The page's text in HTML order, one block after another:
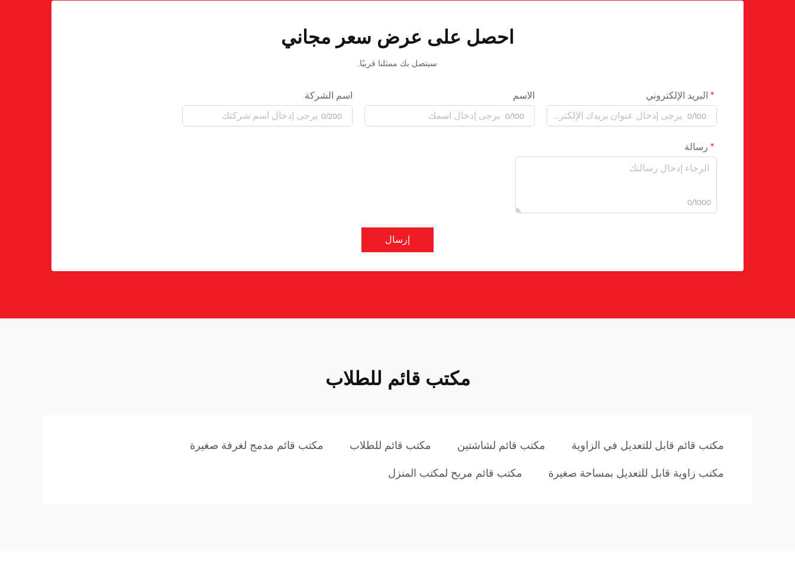
احصل على عرض سعر مجاني
سيتصل بك ممثلنا قريبًا.
البريد الإلكتروني
0/100
الاسم
0/100
اسم الشركة
0/200
رسالة
0/1000
إرسال
مكتب قائم للطلاب
مكتب قائم قابل للتعديل في الزاوية مكتب قائم لشاشتين مكتب قائم للطلاب مكتب قائم مدمج لغرفة صغيرة
مكتب زاوية قابل للتعديل بمساحة صغيرة مكتب قائم مريح لمكتب المنزل